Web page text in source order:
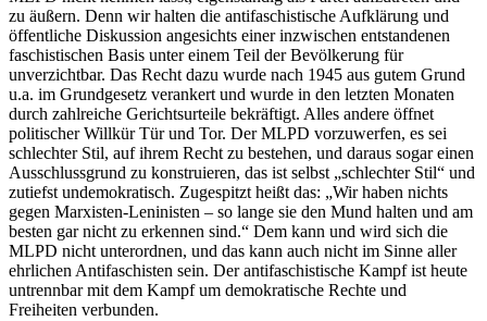
zu äußern. Denn wir halten die antifaschistische Aufklärung und
öffentliche Diskussion angesichts einer inzwischen entstandenen
faschistischen Basis unter einem Teil der Bevölkerung für
unverzichtbar. Das Recht dazu wurde nach 1945 aus gutem Grund
u.a. im Grundgesetz verankert und wurde in den letzten Monaten
durch zahlreiche Gerichtsurteile bekräftigt. Alles andere öffnet
politischer Willkür Tür und Tor. Der MLPD vorzuwerfen, es sei
schlechter Stil, auf ihrem Recht zu bestehen, und daraus sogar einen
Ausschlussgrund zu konstruieren, das ist selbst „schlechter Stil“ und
zutiefst undemokratisch. Zugespitzt heißt das: „Wir haben nichts
gegen Marxisten-Leninisten – so lange sie den Mund halten und am
besten gar nicht zu erkennen sind.“ Dem kann und wird sich die
MLPD nicht unterordnen, und das kann auch nicht im Sinne aller
ehrlichen Antifaschisten sein. Der antifaschistische Kampf ist heute
untrennbar mit dem Kampf um demokratische Rechte und
Freiheiten verbunden.